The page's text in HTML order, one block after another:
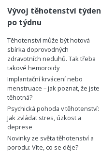
Vývoj těhotenství týden
po týdnu
Těhotenství může být hotová
sbírka doprovodných
zdravotních neduhů. Tak třeba
takové hemoroidy
Implantační krvácení nebo
menstruace – jak poznat, že jste
těhotná?
Psychická pohoda v těhotenství:
Jak zvládat stres, úzkost a
deprese
Novinky ze světa těhotenství a
porodu: Víte, co se děje?